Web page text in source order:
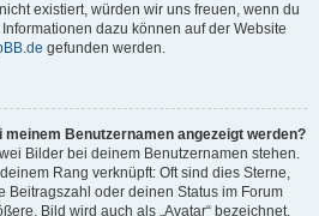
existiert, würden wir uns freuen, wenn du
dazu können auf der Website
gefunden werden.
meinem Benutzernamen angezeigt werden?
Bilder bei deinem Benutzernamen stehen.
Rang verknüpft: Oft sind dies Sterne,
Beitragszahl oder deinen Status im Forum
Bild wird auch als „Avatar“ bezeichnet.